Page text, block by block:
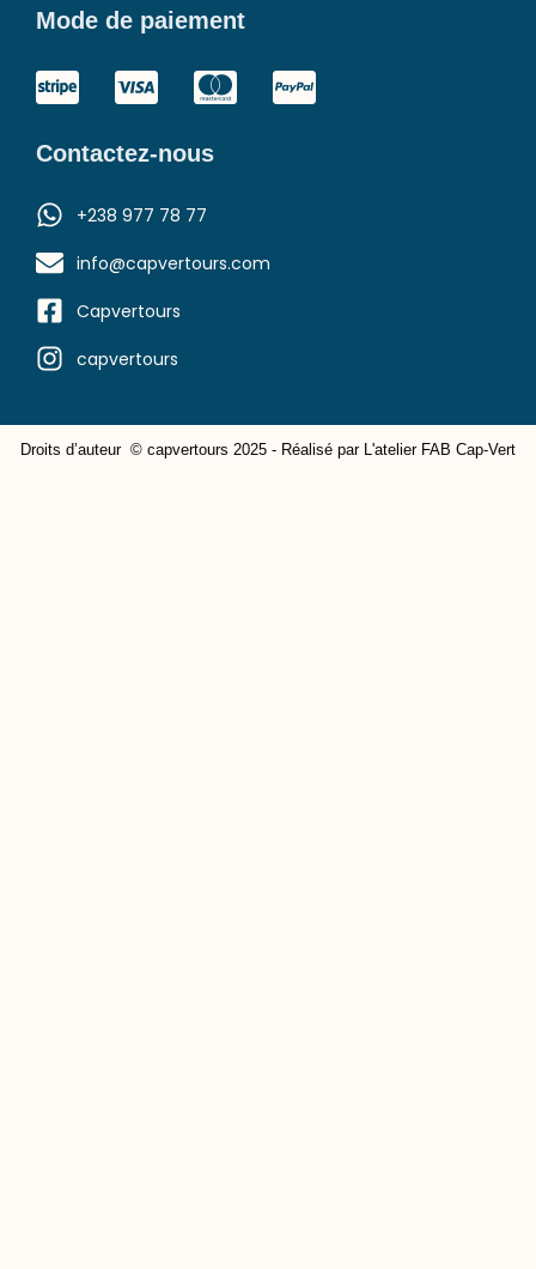
Mode de paiement
Contactez-nous
+238 977 78 77
info@capvertours.com
Capvertours
capvertours
Droits d’auteur © capvertours 2025 - Réalisé par L'atelier FAB Cap-Vert